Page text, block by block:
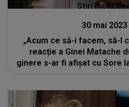
Stiri
30 mai 2023
„Acum ce să-i facem, să-l
reacție a Ginei Matache
ginere s-ar fi afișat cu Sore